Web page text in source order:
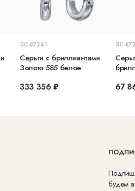
ЗС-87241
Серьги с бриллиантами
Золото 585 белое
333 356 ₽
ЗС-
67
будем